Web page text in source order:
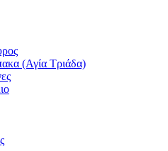
(Αγία Τριάδα)